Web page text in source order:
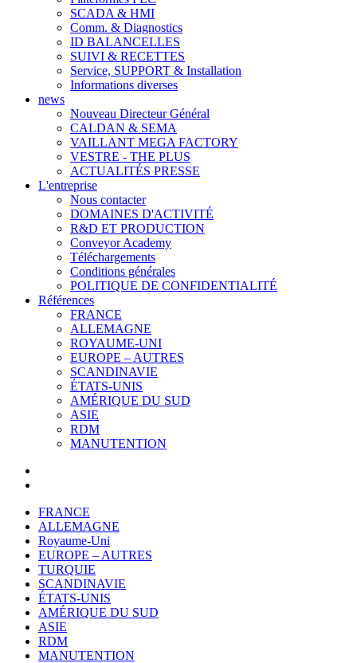
SCADA & HMI
Comm. & Diagnostics
ID BALANCELLES
SUIVI & RECETTES
Service, SUPPORT & Installation
Informations diverses
news
Nouveau Directeur Général
CALDAN & SEMA
VAILLANT MEGA FACTORY
VESTRE - THE PLUS
ACTUALITÉS PRESSE
L'entreprise
Nous contacter
DOMAINES D'ACTIVITÉ
R&D ET PRODUCTION
Conveyor Academy
Téléchargements
Conditions générales
POLITIQUE DE CONFIDENTIALITÉ
Références
FRANCE
ALLEMAGNE
ROYAUME-UNI
EUROPE – AUTRES
SCANDINAVIE
ÉTATS-UNIS
AMÉRIQUE DU SUD
ASIE
RDM
MANUTENTION
FRANCE
ALLEMAGNE
Royaume-Uni
EUROPE – AUTRES
TURQUIE
SCANDINAVIE
ÉTATS-UNIS
AMÉRIQUE DU SUD
ASIE
RDM
MANUTENTION